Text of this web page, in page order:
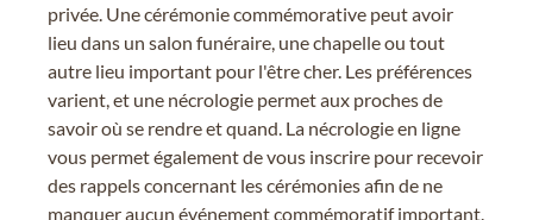
privée. Une cérémonie commémorative peut avoir
lieu dans un salon funéraire, une chapelle ou tout
autre lieu important pour l'être cher. Les préférences
varient, et une nécrologie permet aux proches de
savoir où se rendre et quand. La nécrologie en ligne
vous permet également de vous inscrire pour recevoir
des rappels concernant les cérémonies afin de ne
manquer aucun événement commémoratif important.